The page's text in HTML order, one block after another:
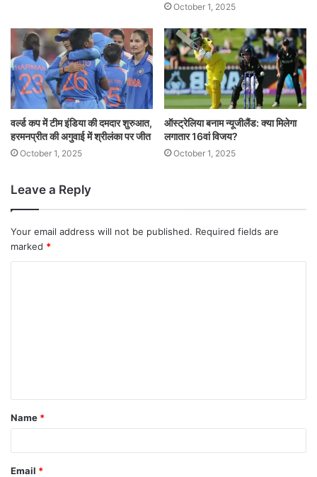
October 1, 2025
वर्ल्ड कप में टीम इंडिया की दमदार शुरुआत,
हरमनप्रीत की अगुवाई में श्रीलंका पर जीत
October 1, 2025
ऑस्ट्रेलिया बनाम न्यूजीलैंड: क्या मिलेगा
लगातार 16वां विजय?
October 1, 2025
Leave a Reply
Your email address will not be published. Required fields are
marked *
Name *
Email *